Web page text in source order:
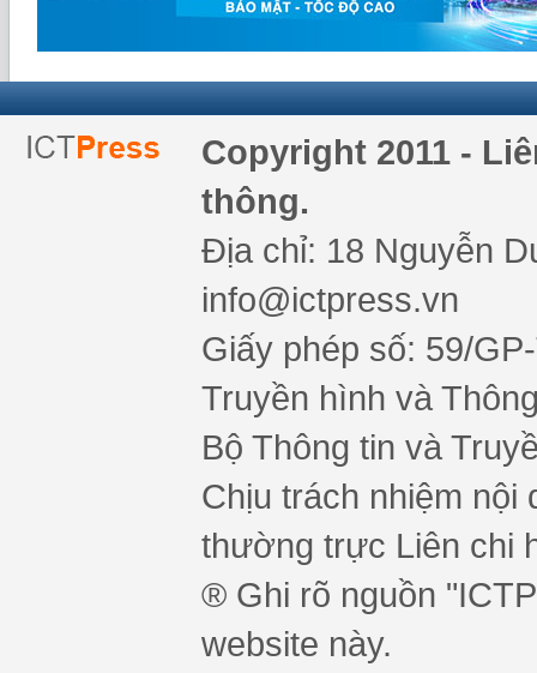
Copyright 2011 -
thông.
Địa chỉ: 18 Nguyễn
info@ictpress.vn
Giấy phép số: 59/
Truyền hình và
Bộ Thông tin và
Chịu trách nhiệm nội
thường trực Liên chi
® Ghi rõ nguồn
website này.